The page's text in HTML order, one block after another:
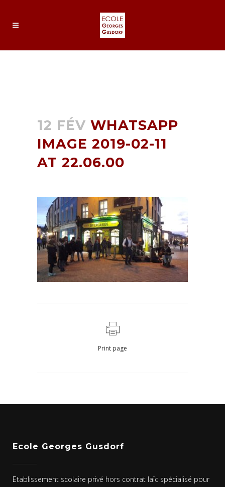
12 FÉV WHATSAPP
IMAGE 2019-02-11
AT 22.06.00
Print page
Ecole Georges Gusdorf
Etablissement scolaire privé hors contrat laïc spécialisé pour